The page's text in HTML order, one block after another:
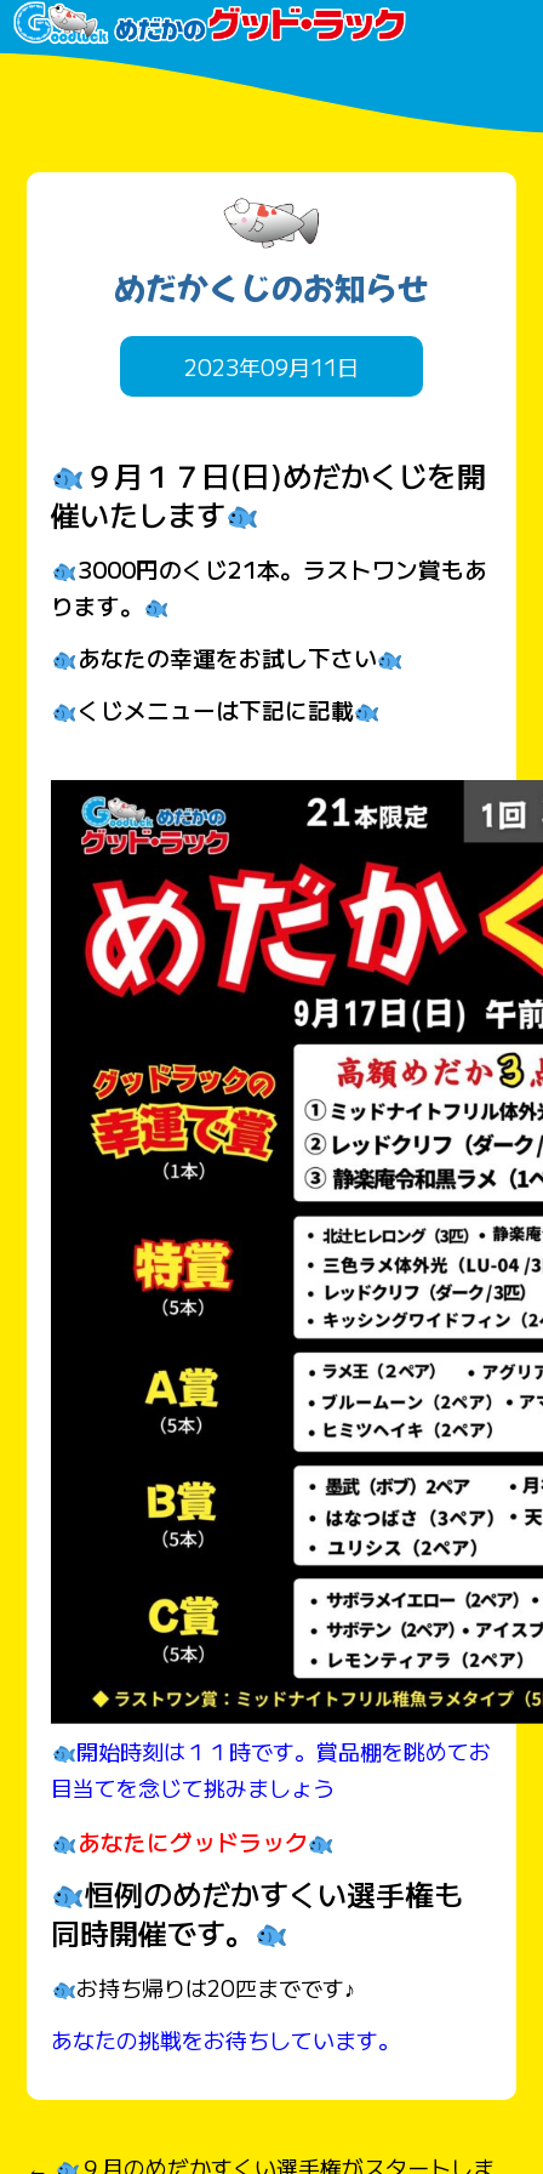
めだかくじのお知らせ
2023年09月11日
９月１７日(日)めだかくじを開
催いたします
3000円のくじ21本。ラストワン賞もあ
ります。
あなたの幸運をお試し下さい
くじメニューは下記に記載
開始時刻は１１時です。賞品棚を眺めてお
目当てを念じて挑みましょう
あなたにグッドラック
恒例のめだかすくい選手権も
同時開催です。
お持ち帰りは20匹までです♪
あなたの挑戦をお待ちしています。
← ９月のめだかすくい選手権がスタートしま